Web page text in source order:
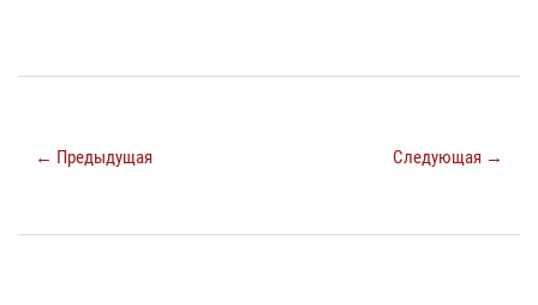
← Предыдущая Следующая →